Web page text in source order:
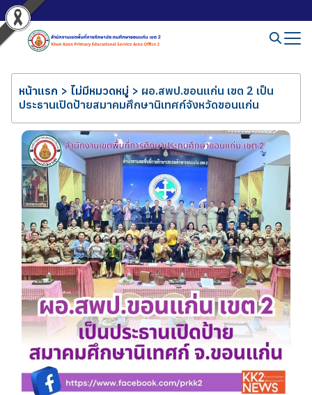
หน้าแรก > ไม่มีหมวดหมู่ > ผอ.สพป.ขอนแก่น เขต 2 เป็น
ประธานเปิดป้ายสมาคมศึกษานิเทศก์จังหวัดขอนแก่น